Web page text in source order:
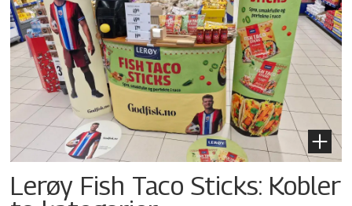
Lerøy Fish Taco Sticks: Kobler